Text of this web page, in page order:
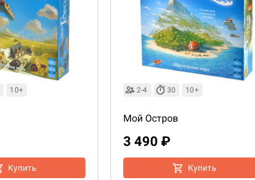
10+
Купить
2-4 30 10+
Мой Остров
3 490 ₽
Купить